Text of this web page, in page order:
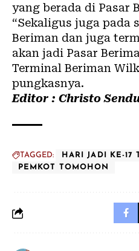
yang berada di Pasar
“Sekaligus juga pada
Beriman dan juga
akan jadi Pasar
Terminal Beriman
pungkasnya.
Editor : Christo
TAGGED:
HARI JADI KE-17
PEMKOT TOMOHON